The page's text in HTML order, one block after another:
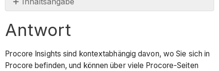
Antwort
Procore Insights sind kontextabhängig davon, wo Sie sich in
Procore befinden, und können über viele Procore-Seiten